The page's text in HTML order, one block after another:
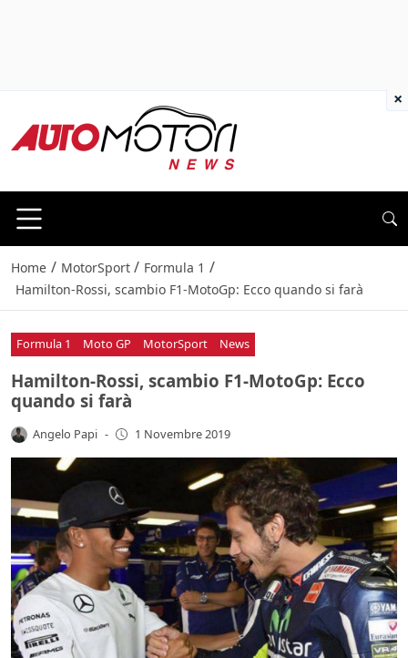
Home / MotorSport / Formula 1 /
Hamilton-Rossi, scambio F1-MotoGp: Ecco quando si farà
Formula 1 Moto GP MotorSport News
Hamilton-Rossi, scambio F1-MotoGp: Ecco
quando si farà
Angelo Papi - 1 Novembre 2019
×